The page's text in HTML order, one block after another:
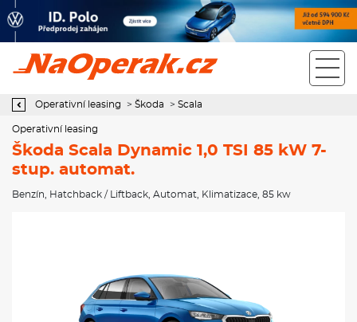
Operativní leasing Škoda Scala Dynamic 1,0 TSI 85 kW 7-stup.
Operativní leasing > Škoda > Scala
Operativní leasing
Škoda Scala Dynamic 1,0 TSI 85 kW 7-
stup. automat.
Benzín Hatchback / Liftback Automat Klimatizace , 85 kw